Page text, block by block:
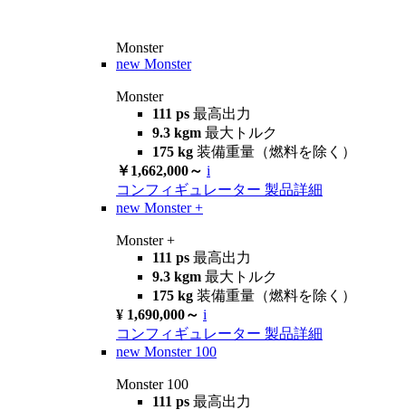
Monster
new Monster
Monster
111 ps 最高出力
9.3 kgm 最大トルク
175 kg 装備重量（燃料を除く）
￥1,662,000～ i
コンフィギュレーター 製品詳細
new Monster +
Monster +
111 ps 最高出力
9.3 kgm 最大トルク
175 kg 装備重量（燃料を除く）
¥ 1,690,000～ i
コンフィギュレーター 製品詳細
new Monster 100
Monster 100
111 ps 最高出力